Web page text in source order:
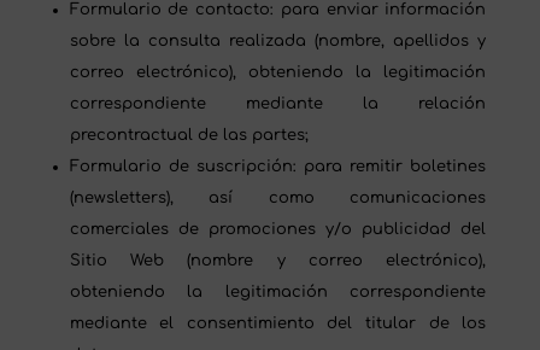
Formulario de contacto: para enviar información
sobre la consulta realizada (nombre, apellidos y
correo electrónico), obteniendo la legitimación
correspondiente mediante la relación
precontractual de las partes;
Formulario de suscripción: para remitir boletines
(newsletters), así como comunicaciones
comerciales de promociones y/o publicidad del
Sitio Web (nombre y correo electrónico),
obteniendo la legitimación correspondiente
mediante el consentimiento del titular de los